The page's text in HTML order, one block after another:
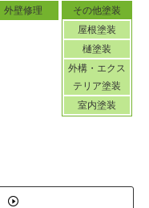
外壁修理
その他塗装
屋根塗装
樋塗装
外構・エクス
テリア塗装
室内塗装